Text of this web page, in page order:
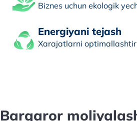
Biznes uchun ekologik
Energiyani tejash
Xarajatlarni
Barqaror